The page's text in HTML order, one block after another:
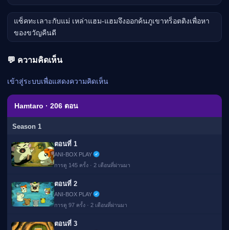
Deck Share
PREMIUM SERVICE
แซ็คทะเลาะกับแม่ เหล่าแฮม-แฮมจึงออกค้นภูเขาทร็อตติงเพื่อหา
ของขวัญคืนดี
💬 ความคิดเห็น
เข้าสู่ระบบเพื่อแสดงความคิดเห็น
Hamtaro · 206 ตอน
Season 1
ตอนที่ 1
ANI-BOX PLAY
การดู 145 ครั้ง · 2 เดือนที่ผ่านมา
ตอนที่ 2
ANI-BOX PLAY
การดู 97 ครั้ง · 2 เดือนที่ผ่านมา
ตอนที่ 3